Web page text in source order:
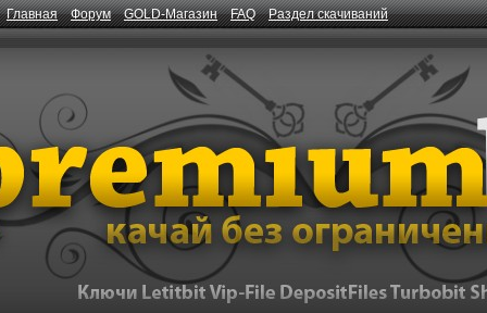
Главная Форум GOLD-Магазин FAQ Раздел скачиваний